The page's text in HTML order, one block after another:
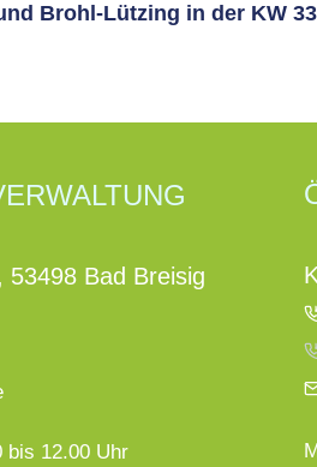
Brohl-Lützing in der KW 33
53498 Bad Breisig
bis 12.00 Uhr